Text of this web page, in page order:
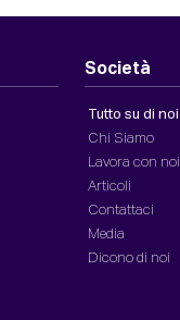
Società
Tutto su di noi
Chi Siamo
Lavora con noi
Articoli
Contattaci
Media
Dicono di noi